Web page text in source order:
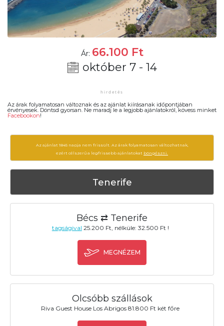
Ár: 66.100 Ft
október 7 - 14
Az árak folyamatosan változnak és az ajánlat kiírásanak időpontjában
érvényesek. Döntsd gyorsan. Ne maradj le a legjobb ajánlatokról, kövess minket
Facebookon!
Az ajánlat 1845 napja nem frissült. Az árak folyamatosan változhatnak,
ezért célszerű a legfrissebb ajánlatokat böngészni.
Tenerife
Bécs ⇄ Tenerife
tagságival 25.200 Ft, nélküle: 32.500 Ft !
MEGNÉZEM
Olcsóbb szállások
Riva Guest House Los Abrigos 81.800 Ft két főre